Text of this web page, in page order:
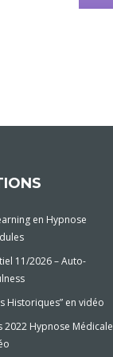
en Hypnose
11/2026 – Auto-
Historiques” en vidéo
2022 Hypnose Médicale